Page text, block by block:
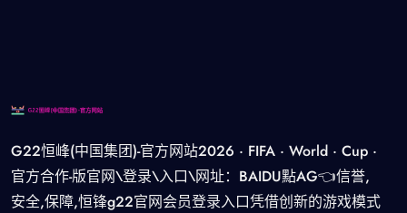
G22恒峰(中国集团)-官方网站2026 · FIFA · World · Cup ·
官方合作-版官网\登录\入口\网址：BAIDU點AG👈信誉,
安全,保障,恒锋g22官网会员登录入口凭借创新的游戏模式